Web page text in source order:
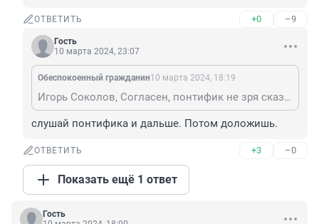
ОТВЕТИТЬ +0 –9
Гость
10 марта 2024, 23:07
Обеспокоенный гражданин10 марта 2024, 18:19
Игорь Соколов, Согласен, понтифик не зря сказал мудрые слова.
слушай понтифика и дальше. Потом доложишь.
ОТВЕТИТЬ +3 –0
Показать ещё 1 ответ
Гость